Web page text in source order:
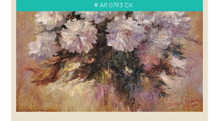
Показать ещё...(100)
# AR 0793 СК